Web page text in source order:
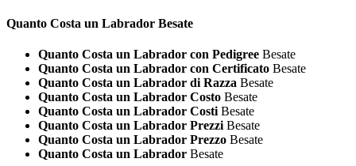
Quanto Costa un Labrador Besate
Quanto Costa un Labrador con Pedigree Besate
Quanto Costa un Labrador con Certificato Besate
Quanto Costa un Labrador di Razza Besate
Quanto Costa un Labrador Costo Besate
Quanto Costa un Labrador Costi Besate
Quanto Costa un Labrador Prezzi Besate
Quanto Costa un Labrador Prezzo Besate
Quanto Costa un Labrador Besate